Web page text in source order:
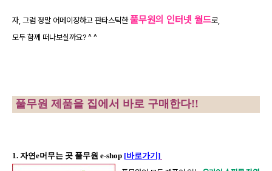
자, 그럼 정말 어메이징하고 판타스틱한풀무원의 인터넷 월드로,
모두 함께 떠나보실까요? ^ ^
풀무원 제품을 집에서 바로 구매한다!!
1. 자연e머무는 곳 풀무원 e-shop [바로가기]